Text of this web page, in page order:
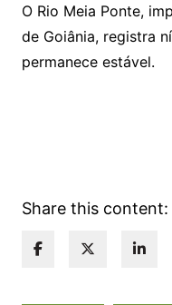
O Rio Meia Ponte,
de Goiânia, registra
permanece estável.
Share this content: